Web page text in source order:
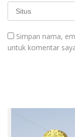
Simpan nama,
untuk komentar